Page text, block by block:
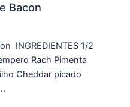
Bacon
INGREDIENTES 1/2
Rach Pimenta
Cheddar picado